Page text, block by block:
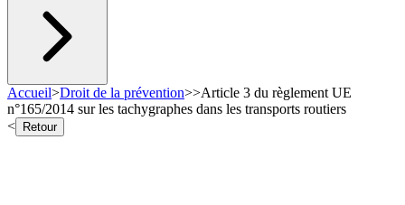
Accueil>Droit de la prévention>>Article 3 du règlement UE
n°165/2014 sur les tachygraphes dans les transports routiers
<
Retour